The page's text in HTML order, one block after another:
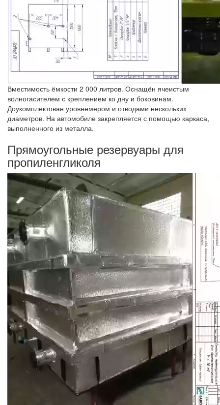
Вместимость ёмкости 2 000 литров. Оснащён ячеистым
волногасителем с креплением ко дну и боковинам.
Доукомплектован уровнемером и отводами нескольких
диаметров. На автомобиле закрепляется с помощью каркаса,
выполненного из металла.
Прямоугольные резервуары для
пропиленгликоля